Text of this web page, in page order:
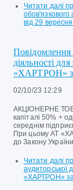
Читати далі
від 29
Повідомлення
діяльності
«ХАРТРОН»
02/10/23 12:29
АКЦІОНЕРНЕ
капіталі 50% +
середнім
При цьому АТ
до Закону
Читати далі
аудиторської
«ХАРТРОН» за